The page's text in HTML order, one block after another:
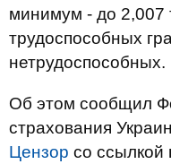
минимум - до 2,007
трудоспособных
нетрудоспособных.
Об этом сообщил
страхования
Цензор со ссылкой